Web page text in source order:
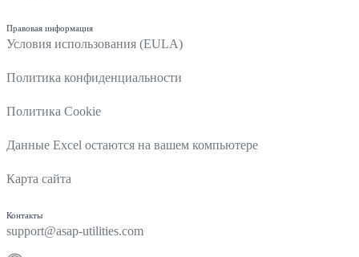
Правовая информация
Условия использования (EULA)
Политика конфиденциальности
Политика Cookie
Данные Excel остаются на вашем компьютере
Карта сайта
Контакты
support@asap-utilities.com